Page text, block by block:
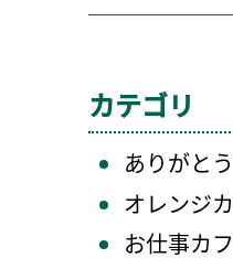
カテゴリ
ありがと
オレンジ
お仕事カ